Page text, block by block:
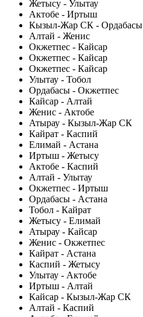
Жетысу - Улытау
Актобе - Иртыш
Кызыл-Жар СК - Ордабасы
Алтай - Женис
Окжетпес - Кайсар
Окжетпес - Кайсар
Окжетпес - Кайсар
Улытау - Тобол
Ордабасы - Окжетпес
Кайсар - Алтай
Женис - Актобе
Атырау - Кызыл-Жар СК
Кайрат - Каспий
Елимай - Астана
Иртыш - Жетысу
Актобе - Каспий
Алтай - Улытау
Окжетпес - Иртыш
Ордабасы - Астана
Тобол - Кайрат
Жетысу - Елимай
Атырау - Кайсар
Женис - Окжетпес
Кайрат - Астана
Каспий - Жетысу
Улытау - Актобе
Иртыш - Алтай
Кайсар - Кызыл-Жар СК
Алтай - Каспий